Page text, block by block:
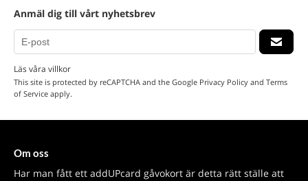
Anmäl dig till vårt nyhetsbrev
Läs våra villkor
This site is protected by reCAPTCHA and the Google Privacy Policy and Terms
of Service apply.
Om oss
Har man fått ett addUPcard gåvokort är detta rätt ställe att